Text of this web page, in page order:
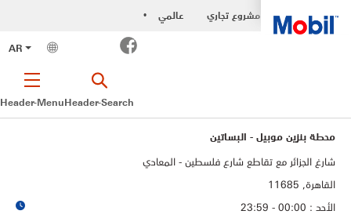
مشروع تجاري •
عالمي
AR
Facebook
Header-MenuHeader-Search
محطة بنزين موبيل - البساتين
شارغ الجزائر مع تقاطع شارع فلسطين - المعادي
القاهرة, 11685
الأحد : 00:00 - 23:59